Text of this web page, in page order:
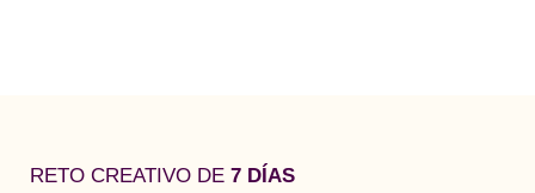
RETO CREATIVO DE 7 DÍAS